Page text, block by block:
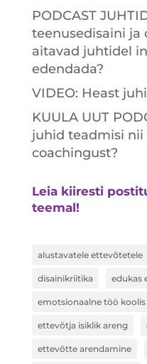
PODCAST
teenusedisaini ja
aitavad juhtidel
edendada?
VIDEO: Heast
KUULA UUT
juhid teadmisi nii
coachingust?
Leia kiiresti
teemal!
alustavatele ettevõtetele
disainikriitika edukas
emotsionaalne töö koolis
ettevõtja isiklik areng
ettevõtte arendamine